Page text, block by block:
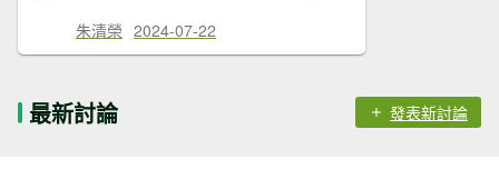
朱清榮 2024-07-22
最新討論 發表新討論